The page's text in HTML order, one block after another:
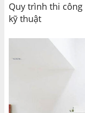
Quy trình thi
kỹ thuật